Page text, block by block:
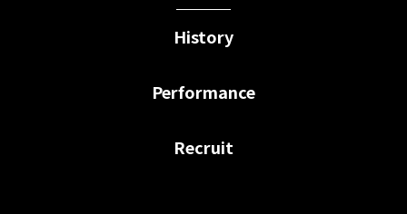
History
Performance
Recruit